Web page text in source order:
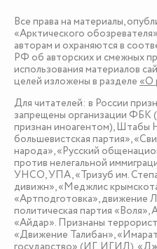
Все права на материалы,
«Арктического
авторам и охраняются в
РФ об авторских и смежных
использования материалов
целей изложены в разделе «О
Для читателей: в России
запрещены организации
признан иноагентом), Штабы
большевистская партия»,
народа», «Русский
против нелегальной
УНСО, УПА, «Тризуб им.
дивижн», «Меджлис
«Артподготовка», движение
политическая партия «Воля»,
«Айдар». Признаны
«Движение Талибан»,